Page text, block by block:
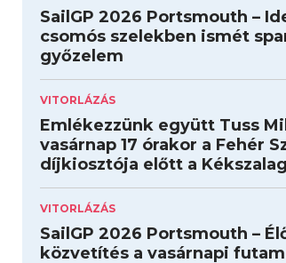
SailGP 2026 Portsmouth –
csomós szelekben ismét
győzelem
VITORLÁZÁS
Emlékezzünk együtt Tuss
vasárnap 17 órakor a Fehér
díjkiosztója előtt a
VITORLÁZÁS
SailGP 2026 Portsmouth –
közvetítés a vasárnapi